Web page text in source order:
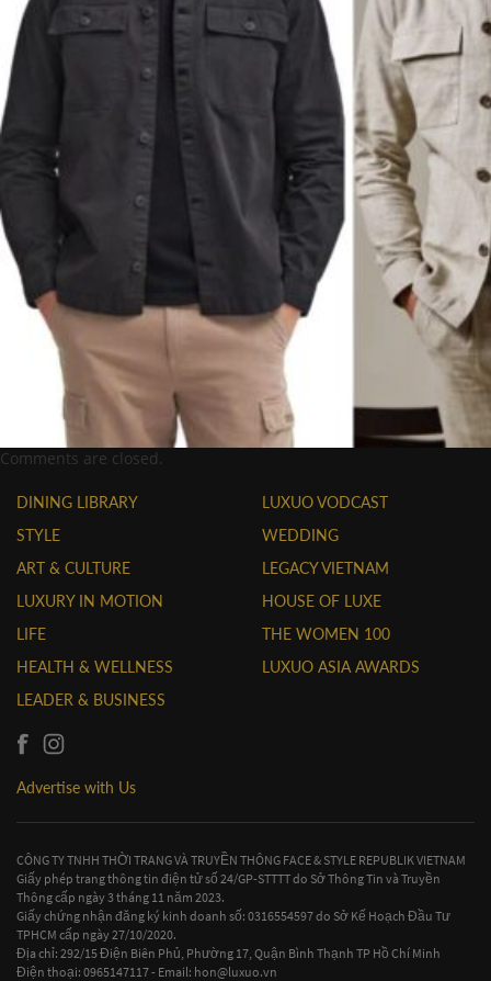
Comments are closed.
DINING LIBRARY
STYLE
ART & CULTURE
LUXURY IN MOTION
LIFE
HEALTH & WELLNESS
LEADER & BUSINESS
LUXUO VODCAST
WEDDING
LEGACY VIETNAM
HOUSE OF LUXE
THE WOMEN 100
LUXUO ASIA AWARDS
Advertise with Us
CÔNG TY TNHH THỜI TRANG VÀ TRUYỀN THÔNG FACE & STYLE REPUBLIK VIETNAM
Giấy phép trang thông tin điện tử số 24/GP-STTTT do Sở Thông Tin và Truyền
Thông cấp ngày 3 tháng 11 năm 2023.
Giấy chứng nhận đăng ký kinh doanh số: 0316554597 do Sở Kế Hoạch Đầu Tư
TPHCM cấp ngày 27/10/2020.
Địa chỉ: 292/15 Điện Biên Phủ, Phường 17, Quận Bình Thạnh TP Hồ Chí Minh
Điện thoại: 0965147117 - Email: hon@luxuo.vn